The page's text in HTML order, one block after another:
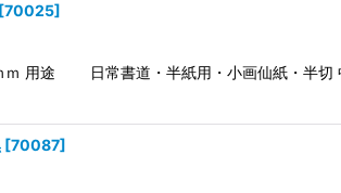
[70025]
用途 日常書道・半紙用・小画仙紙・半切
[70087]